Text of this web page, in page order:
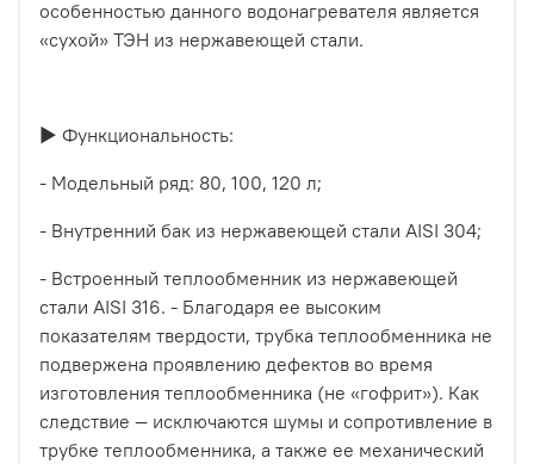
особенностью данного водонагревателя является
«сухой» ТЭН из нержавеющей стали.
▶ Функциональность:
- Модельный ряд: 80, 100, 120 л;
- Внутренний бак из нержавеющей стали AISI 304;
- Встроенный теплообменник из нержавеющей
стали AISI 316. - Благодаря ее высоким
показателям твердости, трубка теплообменника не
подвержена проявлению дефектов во время
изготовления теплообменника (не «гофрит»). Как
следствие — исключаются шумы и сопротивление в
трубке теплообменника, а также ее механический